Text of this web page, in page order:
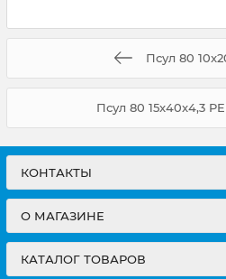
Псул 80
Псул 80 15x40x4,3
КОНТАКТЫ
О МАГАЗИНЕ
КАТАЛОГ ТОВАРОВ